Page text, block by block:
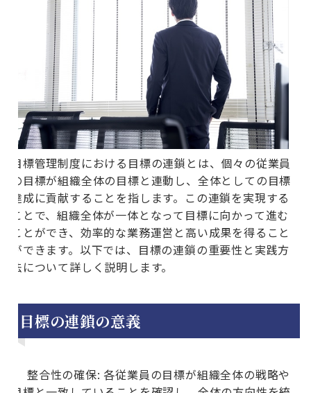
目標管理制度における目標の連鎖とは、個々の従業員
の目標が組織全体の目標と連動し、全体としての目標
達成に貢献することを指します。この連鎖を実現する
ことで、組織全体が一体となって目標に向かって進む
ことができ、効率的な業務運営と高い成果を得ること
ができます。以下では、目標の連鎖の重要性と実践方
法について詳しく説明します。
目標の連鎖の意義
整合性の確保: 各従業員の目標が組織全体の戦略や